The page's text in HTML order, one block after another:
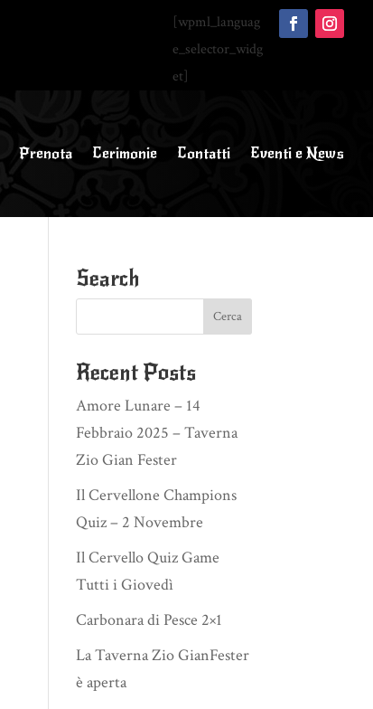
[wpml_languag
e_selector_widg
et]
Prenota Cerimonie Contatti Eventi e News
Search
Recent Posts
Amore Lunare – 14
Febbraio 2025 – Taverna
Zio Gian Fester
Il Cervellone Champions
Quiz – 2 Novembre
Il Cervello Quiz Game
Tutti i Giovedì
Carbonara di Pesce 2×1
La Taverna Zio GianFester
è aperta